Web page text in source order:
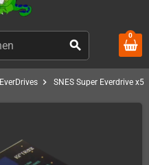
search
0
EverDrives chevron_right SNES Super Everdrive x5